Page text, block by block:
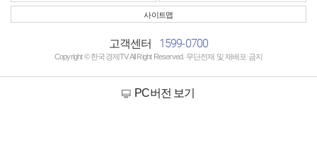
사이트맵
고객센터 1599-0700
Copyright © 한국경제TV All Right Reserved. 무단전재 및 재배포 금지
PC버전 보기